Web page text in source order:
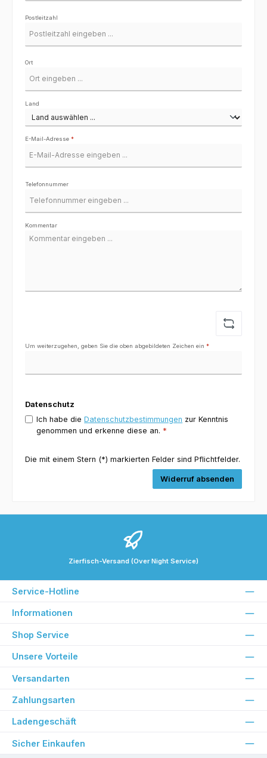
Postleitzahl
Ort
Land
E-Mail-Adresse *
Telefonnummer
Kommentar
Um weiterzugehen, geben Sie die oben abgebildeten Zeichen ein *
Datenschutz
Ich habe dieDatenschutzbestimmungen zur Kenntnis
genommen und erkenne diese an. *
Die mit einem Stern (*) markierten Felder sind Pflichtfelder.
Widerruf absenden
Zierfisch-Versand (Over Night Service)
Service-Hotline
Informationen
Shop Service
Unsere Vorteile
Versandarten
Zahlungsarten
Ladengeschäft
Sicher Einkaufen